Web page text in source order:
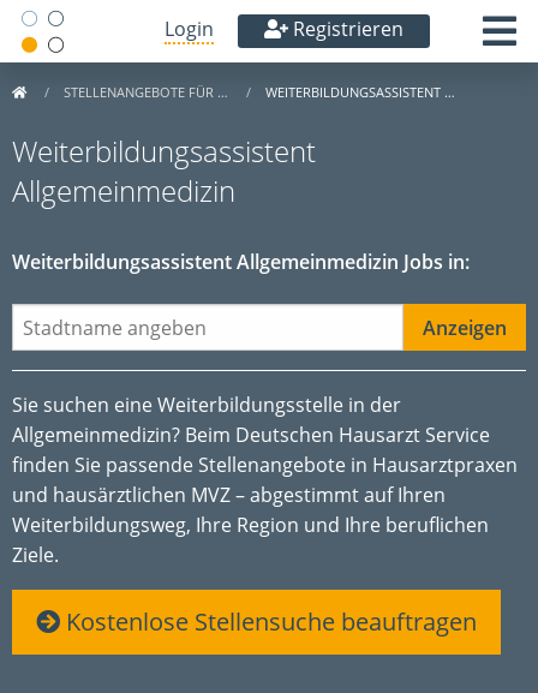
Login Registrieren
STELLENANGEBOTE FÜR … WEITERBILDUNGSASSISTENT …
Weiterbildungsassistent
Allgemeinmedizin
Weiterbildungsassistent Allgemeinmedizin Jobs in:
Sie suchen eine Weiterbildungsstelle in der
Allgemeinmedizin? Beim Deutschen Hausarzt Service
finden Sie passende Stellenangebote in Hausarztpraxen
und hausärztlichen MVZ – abgestimmt auf Ihren
Weiterbildungsweg, Ihre Region und Ihre beruflichen
Ziele.
Kostenlose Stellensuche beauftragen